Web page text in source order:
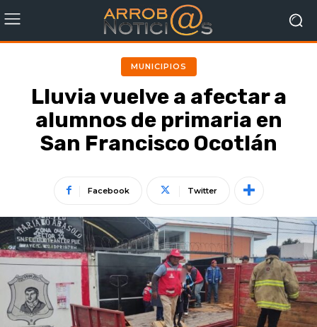
MUNICIPIOS
Lluvia vuelve a afectar a
alumnos de primaria en
San Francisco Ocotlán
Facebook Twitter